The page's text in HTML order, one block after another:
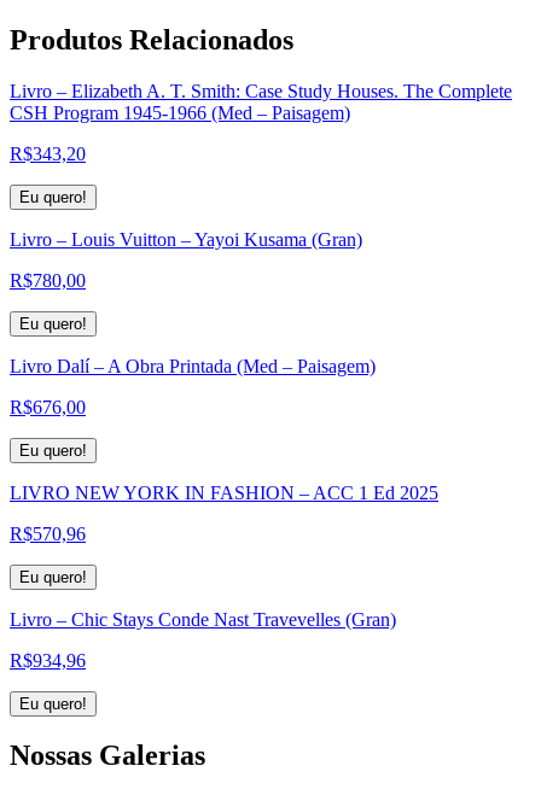
Produtos Relacionados
Livro – Elizabeth A. T. Smith: Case Study Houses. The Complete
CSH Program 1945-1966 (Med – Paisagem)
R$343,20
Eu quero!
Livro – Louis Vuitton – Yayoi Kusama (Gran)
R$780,00
Eu quero!
Livro Dalí – A Obra Printada (Med – Paisagem)
R$676,00
Eu quero!
LIVRO NEW YORK IN FASHION – ACC 1 Ed 2025
R$570,96
Eu quero!
Livro – Chic Stays Conde Nast Travevelles (Gran)
R$934,96
Eu quero!
Nossas Galerias